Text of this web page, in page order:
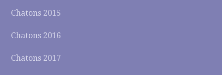
Chatons 2015
Chatons 2016
Chatons 2017